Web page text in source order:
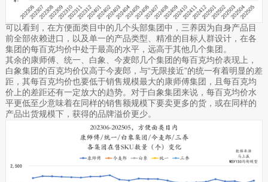
可以看到，在方便面类目中的几个头部集团中，三养因为自身产品目
前全部依赖进口，以及单一的产品类型、精准的目标人群设计，在各
集团的每百克均价中处于最高的水平，远高于其他几个集团。
其余的康师傅、统一、白象、今麦郎几个集团的每百克均价表现上，
白象集团的百克均价仅高于今麦郎，与“无限接近”的统一有着明显的差
距，其每百克均价也要低于销售规模最大的康师傅集团，且每百克均
价上的差距还有一定放大的趋势。对于白象集团来说，每百克均价水
平更低至少意味着在同样的销售额规模下要卖更多的货，或在同样的
产品出货规模下，获得的品牌溢价更少。